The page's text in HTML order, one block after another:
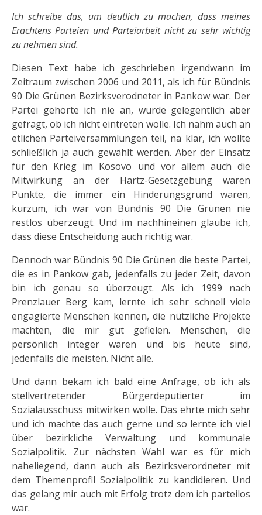
Ich schreibe das, um deutlich zu machen, dass meines
Erachtens Parteien und Parteiarbeit nicht zu sehr wichtig
zu nehmen sind.
Diesen Text habe ich geschrieben irgendwann im
Zeitraum zwischen 2006 und 2011, als ich für Bündnis
90 Die Grünen Bezirksverodneter in Pankow war. Der
Partei gehörte ich nie an, wurde gelegentlich aber
gefragt, ob ich nicht eintreten wolle. Ich nahm auch an
etlichen Parteiversammlungen teil, na klar, ich wollte
schließlich ja auch gewählt werden. Aber der Einsatz
für den Krieg im Kosovo und vor allem auch die
Mitwirkung an der Hartz-Gesetzgebung waren
Punkte, die immer ein Hinderungsgrund waren,
kurzum, ich war von Bündnis 90 Die Grünen nie
restlos überzeugt. Und im nachhineinen glaube ich,
dass diese Entscheidung auch richtig war.
Dennoch war Bündnis 90 Die Grünen die beste Partei,
die es in Pankow gab, jedenfalls zu jeder Zeit, davon
bin ich genau so überzeugt. Als ich 1999 nach
Prenzlauer Berg kam, lernte ich sehr schnell viele
engagierte Menschen kennen, die nützliche Projekte
machten, die mir gut gefielen. Menschen, die
persönlich integer waren und bis heute sind,
jedenfalls die meisten. Nicht alle.
Und dann bekam ich bald eine Anfrage, ob ich als
stellvertretender Bürgerdeputierter im
Sozialausschuss mitwirken wolle. Das ehrte mich sehr
und ich machte das auch gerne und so lernte ich viel
über bezirkliche Verwaltung und kommunale
Sozialpolitik. Zur nächsten Wahl war es für mich
naheliegend, dann auch als Bezirksverordneter mit
dem Themenprofil Sozialpolitik zu kandidieren. Und
das gelang mir auch mit Erfolg trotz dem ich parteilos
war.